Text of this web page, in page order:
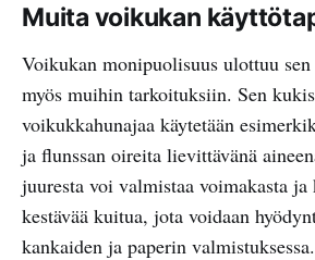
Muita voikukan
Voikukan monipuolisuus ulottuu
myös muihin tarkoituksiin. Sen
voikukkahunajaa käytetään
ja flunssan oireita lievittävänä
juuresta voi valmistaa voimakasta ja
kestävää kuitua, jota voidaan
kankaiden ja paperin valmistuksessa.